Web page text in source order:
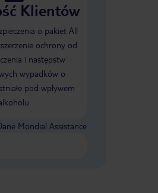
Klientów
o pakiet All
ochrony od
i następstw
wypadków o
pod wpływem
Mondial Assistance